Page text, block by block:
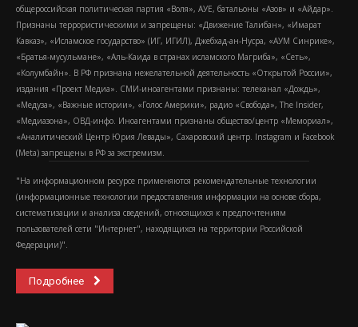
общероссийская политическая партия «Воля», АУЕ, батальоны «Азов» и «Айдар».
Признаны террористическими и запрещены: «Движение Талибан», «Имарат
Кавказ», «Исламское государство» (ИГ, ИГИЛ), Джебхад-ан-Нусра, «АУМ Синрике»,
«Братья-мусульмане», «Аль-Каида в странах исламского Магриба», «Сеть»,
«Колумбайн». В РФ признана нежелательной деятельность «Открытой России»,
издания «Проект Медиа». СМИ-иноагентами признаны: телеканал «Дождь»,
«Медуза», «Важные истории», «Голос Америки», радио «Свобода», The Insider,
«Медиазона», ОВД-инфо. Иноагентами признаны общество/центр «Мемориал»,
«Аналитический Центр Юрия Левады», Сахаровский центр. Instagram и Facebook
(Metа) запрещены в РФ за экстремизм.
"На информационном ресурсе применяются рекомендательные технологии
(информационные технологии предоставления информации на основе сбора,
систематизации и анализа сведений, относящихся к предпочтениям
пользователей сети "Интернет", находящихся на территории Российской
Федерации)".
Подробнее